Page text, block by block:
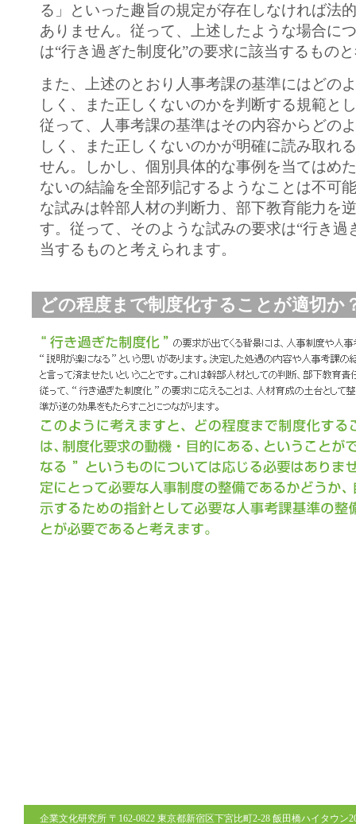
る」といった趣旨の規定が存在しなければ法
ありません。従って、上述したような場合に
は“行き過ぎた制度化”の要求に該当するもの
また、上述のとおり人事考課の基準にはどの
しく、また正しくないのかを判断する規範と
従って、人事考課の基準はその内容からどの
しく、また正しくないのかが明確に読み取れ
せん。しかし、個別具体的な事例を当てはめ
ないの結論を全部列記するようなことは不可
な試みは幹部人材の判断力、部下教育能力を
す。従って、そのような試みの要求は“行き過
当するものと考えられます。
どの程度まで制度化することが適切か
企業文化研究所 〒162-0822 東京都新宿区下宮比町2-28 飯田橋ハイタウン